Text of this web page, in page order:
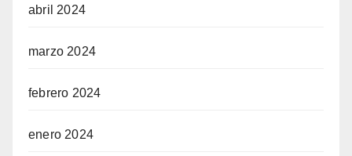
abril 2024
marzo 2024
febrero 2024
enero 2024